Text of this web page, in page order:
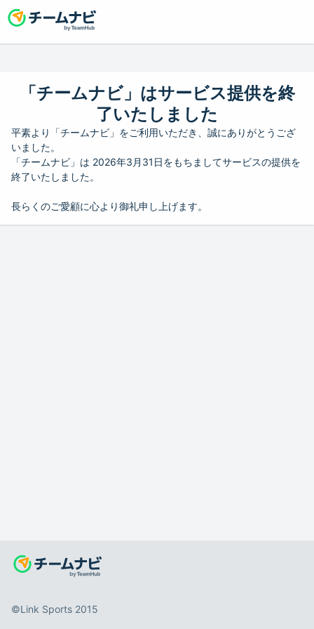
「チームナビ」はサービス提供を終
了いたしました
平素より「チームナビ」をご利用いただき、誠にありがとうござ
いました。
「チームナビ」は 2026年3月31日をもちましてサービスの提供を
終了いたしました。
長らくのご愛顧に心より御礼申し上げます。
©️Link Sports 2015